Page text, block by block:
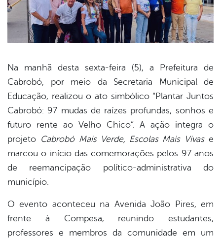
Na manhã desta sexta-feira (5), a Prefeitura de
Cabrobó, por meio da Secretaria Municipal de
Educação, realizou o ato simbólico “Plantar Juntos
Cabrobó: 97 mudas de raízes profundas, sonhos e
futuro rente ao Velho Chico”. A ação integra o
projeto Cabrobó Mais Verde, Escolas Mais Vivase
marcou o início das comemorações pelos 97 anos
de reemancipação político-administrativa do
município.
O evento aconteceu na Avenida João Pires, em
frente à Compesa, reunindo estudantes,
professores e membros da comunidade em um